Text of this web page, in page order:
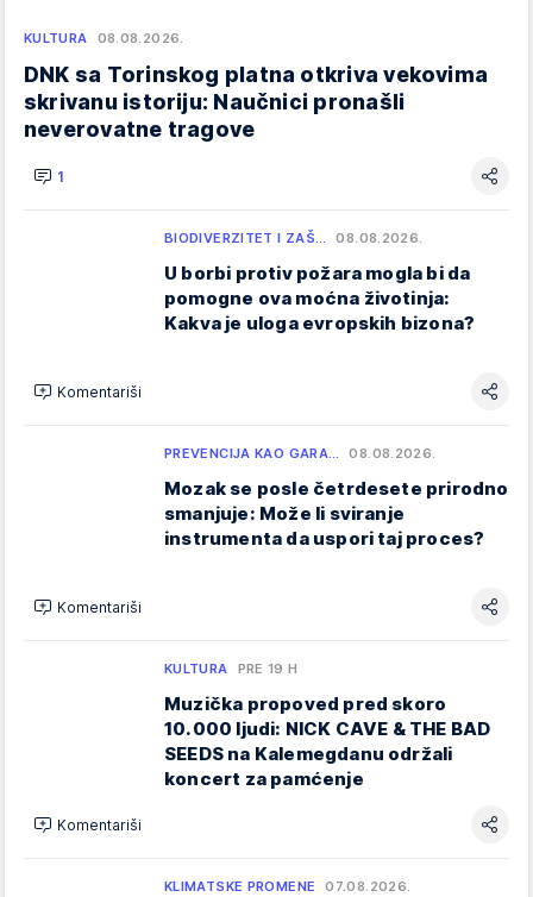
KULTURA 08.08.2026.
DNK sa Torinskog platna otkriva vekovima
skrivanu istoriju: Naučnici pronašli
neverovatne tragove
1
BIODIVERZITET I ZAŠ… 08.08.2026.
U borbi protiv požara mogla bi da
pomogne ova moćna životinja:
Kakva je uloga evropskih bizona?
Komentariši
PREVENCIJA KAO GARA… 08.08.2026.
Mozak se posle četrdesete prirodno
smanjuje: Može li sviranje
instrumenta da uspori taj proces?
Komentariši
KULTURA PRE 19 H
Muzička propoved pred skoro
10.000 ljudi: NICK CAVE & THE BAD
SEEDS na Kalemegdanu održali
koncert za pamćenje
Komentariši
KLIMATSKE PROMENE 07.08.2026.